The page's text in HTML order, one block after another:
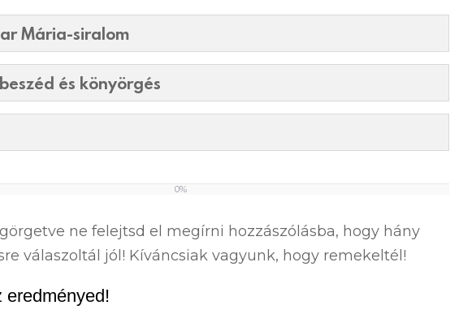
Mária-siralom
és könyörgés
0%
ne felejtsd el megírni hozzászólásba, hogy hány
válaszoltál jól! Kíváncsiak vagyunk, hogy remekeltél!
eredményed!